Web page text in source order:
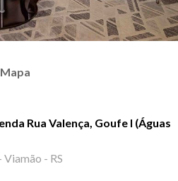
Mapa
Rua Valença, Goufe I (Águas
Viamão - RS